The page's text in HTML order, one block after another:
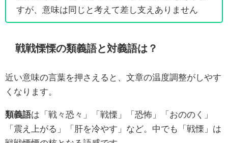
すが、意味は同じと考えて差し支えありません
戦戦慄慄の類義語と対義語は？
近い意味の言葉を押さえると、文章の温度調整がしやす
くなります。
類義語は「戦々恐々」「戦慄」「恐怖」「おののく」
「震え上がる」「肝を冷やす」など。中でも「戦慄」は